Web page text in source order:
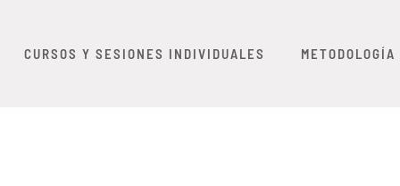
CURSOS Y SESIONES INDIVIDUALES METODOLOGÍA